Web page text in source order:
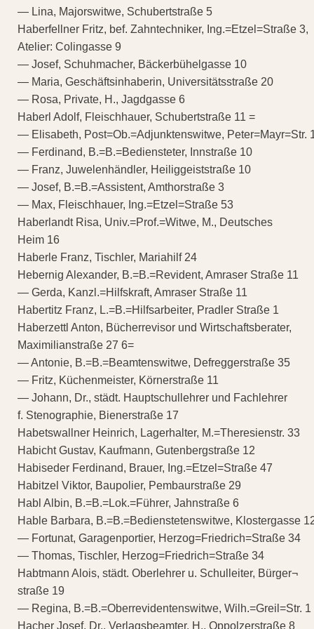
— Lina, Majorswitwe, Schubertstraße 5
Haberfellner Fritz, bef. Zahntechniker, Ing.=Etzel=Straße 3,
Atelier: Colingasse 9
— Josef, Schuhmacher, Bäckerbühelgasse 10
— Maria, Geschäftsinhaberin, Universitätsstraße 20
— Rosa, Private, H., Jagdgasse 6
Haberl Adolf, Fleischhauer, Schubertstraße 11 =
— Elisabeth, Post=Ob.=Adjunktenswitwe, Peter=Mayr=Str.
— Ferdinand, B.=B.=Bediensteter, Innstraße 10
— Franz, Juwelenhändler, Heiliggeiststraße 10
— Josef, B.=B.=Assistent, Amthorstraße 3
— Max, Fleischhauer, Ing.=Etzel=Straße 53
Haberlandt Risa, Univ.=Prof.=Witwe, M., Deutsches
Heim 16
Haberle Franz, Tischler, Mariahilf 24
Hebernig Alexander, B.=B.=Revident, Amraser Straße 11
— Gerda, Kanzl.=Hilfskraft, Amraser Straße 11
Habertitz Franz, L.=B.=Hilfsarbeiter, Pradler Straße 1
Haberzettl Anton, Bücherrevisor und Wirtschaftsberater,
Maximilianstraße 27 6=
— Antonie, B.=B.=Beamtenswitwe, Defreggerstraße 35
— Fritz, Küchenmeister, Körnerstraße 11
— Johann, Dr., städt. Hauptschullehrer und Fachlehrer
f. Stenographie, Bienerstraße 17
Habetswallner Heinrich, Lagerhalter, M.=Theresienstr. 33
Habicht Gustav, Kaufmann, Gutenbergstraße 12
Habiseder Ferdinand, Brauer, Ing.=Etzel=Straße 47
Habitzel Viktor, Baupolier, Pembaurstraße 29
Habl Albin, B.=B.=Lok.=Führer, Jahnstraße 6
Hable Barbara, B.=B.=Bedienstetenswitwe, Klostergasse
— Fortunat, Garagenportier, Herzog=Friedrich=Straße 34
— Thomas, Tischler, Herzog=Friedrich=Straße 34
Habtmann Alois, städt. Oberlehrer u. Schulleiter, Bürger¬
straße 19
— Regina, B.=B.=Oberrevidentenswitwe, Wilh.=Greil=Str. 1
Hacher Josef, Dr., Verlagsbeamter, H., Oppolzerstraße 8